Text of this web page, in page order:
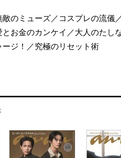
のミューズ／コスプレの流儀
お金のカンケイ／大人のたし
ジ！／究極のリセット術